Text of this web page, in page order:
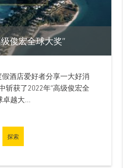
俊宏全球大奖”
酒店爱好者分享一大好消
斩获了2022年“高级俊宏全
卓越大...
探索